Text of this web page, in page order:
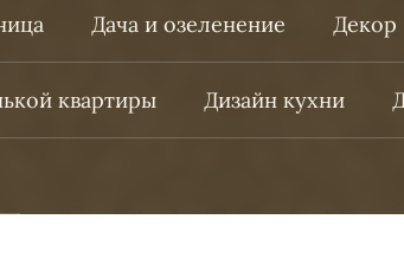
Дача и озеленение Декор
квартиры Дизайн кухни